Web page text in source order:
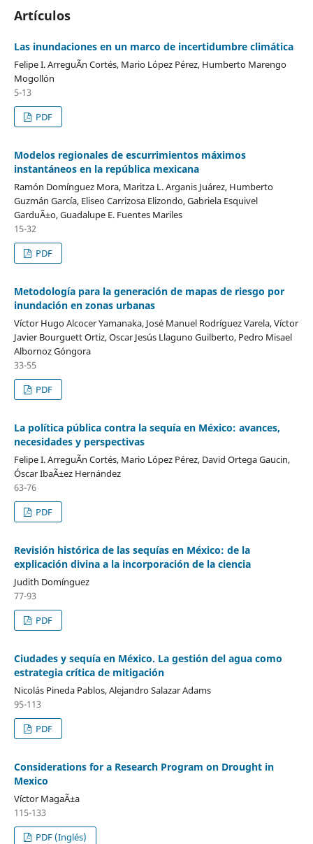
Artículos
Las inundaciones en un marco de incertidumbre climática
Felipe I. ArreguÃ­n Cortés, Mario López Pérez, Humberto Marengo
Mogollón
5-13
PDF
Modelos regionales de escurrimientos máximos
instantáneos en la república mexicana
Ramón Domínguez Mora, Maritza L. Arganis Juárez, Humberto
Guzmán García, Eliseo Carrizosa Elizondo, Gabriela Esquivel
GarduÃ±o, Guadalupe E. Fuentes Mariles
15-32
PDF
Metodología para la generación de mapas de riesgo por
inundación en zonas urbanas
Víctor Hugo Alcocer Yamanaka, José Manuel Rodríguez Varela, Víctor
Javier Bourguett Ortiz, Oscar Jesús Llaguno Guilberto, Pedro Misael
Albornoz Góngora
33-55
PDF
La política pública contra la sequía en México: avances,
necesidades y perspectivas
Felipe I. ArreguÃ­n Cortés, Mario López Pérez, David Ortega Gaucin,
Óscar IbaÃ±ez Hernández
63-76
PDF
Revisión histórica de las sequías en México: de la
explicación divina a la incorporación de la ciencia
Judith Domínguez
77-93
PDF
Ciudades y sequía en México. La gestión del agua como
estrategia crítica de mitigación
Nicolás Pineda Pablos, Alejandro Salazar Adams
95-113
PDF
Considerations for a Research Program on Drought in
Mexico
Víctor MagaÃ±a
115-133
PDF (Inglés)